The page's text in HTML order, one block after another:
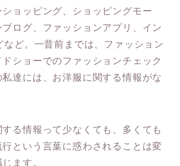
ショッピング、ショッピングモー
ログ、ファッションアプリ、イン
など。一昔前までは、ファッション
ショーでのファッションチェック
私達には、お洋服に関する情報がな
る情報って少なくても、多くても
という言葉に惑わされることは変
ます。